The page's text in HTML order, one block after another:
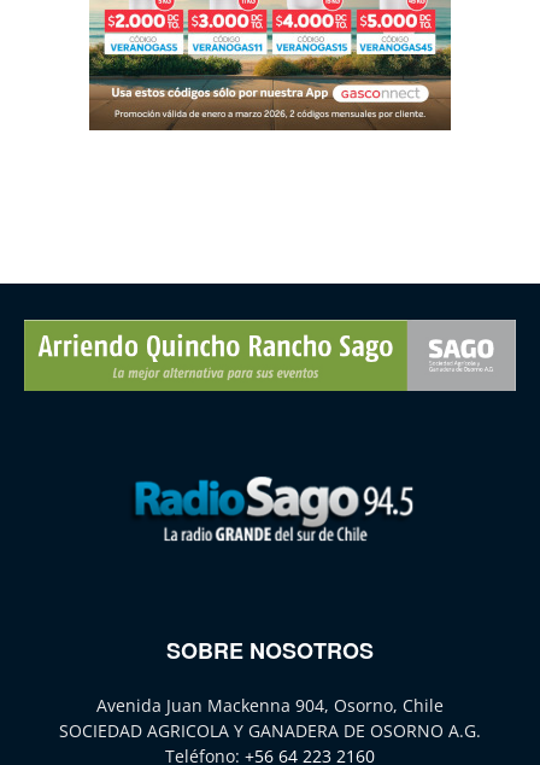
SOBRE NOSOTROS
Avenida Juan Mackenna 904, Osorno, Chile
SOCIEDAD AGRICOLA Y GANADERA DE OSORNO A.G.
Teléfono: +56 64 223 2160